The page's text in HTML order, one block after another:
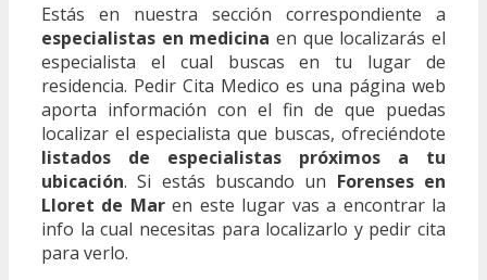
Estás en nuestra sección correspondiente a
especialistas en medicina en que localizarás el
especialista el cual buscas en tu lugar de
residencia. Pedir Cita Medico es una página web
aporta información con el fin de que puedas
localizar el especialista que buscas, ofreciéndote
listados de especialistas próximos a tu
ubicación. Si estás buscando un Forenses en
Lloret de Maren este lugar vas a encontrar la
info la cual necesitas para localizarlo y pedir cita
para verlo.